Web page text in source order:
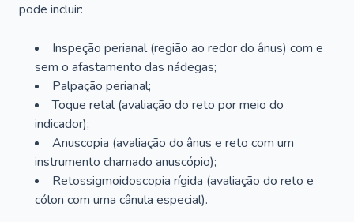
pode incluir:
Inspeção perianal (região ao redor do ânus) com e
sem o afastamento das nádegas;
Palpação perianal;
Toque retal (avaliação do reto por meio do
indicador);
Anuscopia (avaliação do ânus e reto com um
instrumento chamado anuscópio);
Retossigmoidoscopia rígida (avaliação do reto e
cólon com uma cânula especial).